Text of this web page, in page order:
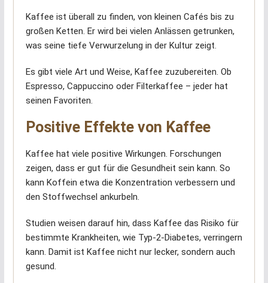
Kaffee ist überall zu finden, von kleinen Cafés bis zu
großen Ketten. Er wird bei vielen Anlässen getrunken,
was seine tiefe Verwurzelung in der Kultur zeigt.
Es gibt viele Art und Weise, Kaffee zuzubereiten. Ob
Espresso, Cappuccino oder Filterkaffee – jeder hat
seinen Favoriten.
Positive Effekte von Kaffee
Kaffee hat viele positive Wirkungen. Forschungen
zeigen, dass er gut für die Gesundheit sein kann. So
kann Koffein etwa die Konzentration verbessern und
den Stoffwechsel ankurbeln.
Studien weisen darauf hin, dass Kaffee das Risiko für
bestimmte Krankheiten, wie Typ-2-Diabetes, verringern
kann. Damit ist Kaffee nicht nur lecker, sondern auch
gesund.